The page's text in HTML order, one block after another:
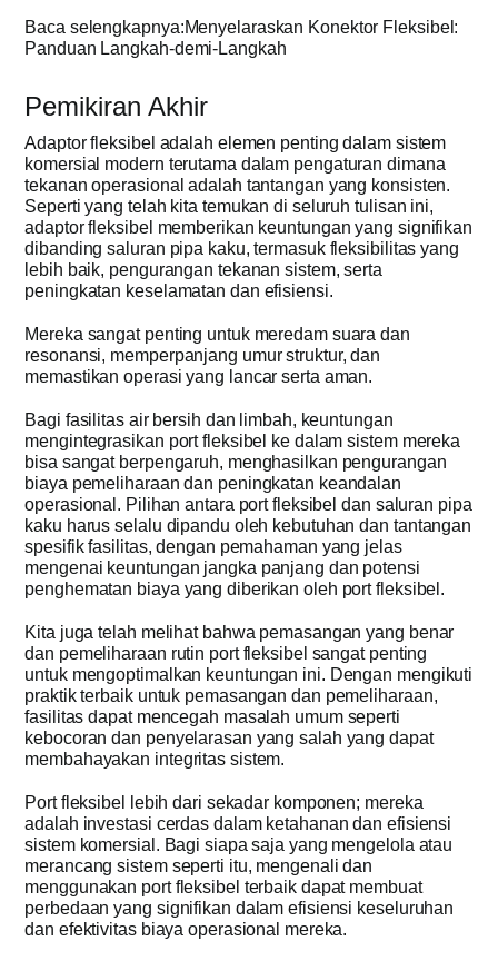
Baca selengkapnya:Menyelaraskan Konektor Fleksibel:
Panduan Langkah-demi-Langkah
Pemikiran Akhir
Adaptor fleksibel adalah elemen penting dalam sistem
komersial modern terutama dalam pengaturan dimana
tekanan operasional adalah tantangan yang konsisten.
Seperti yang telah kita temukan di seluruh tulisan ini,
adaptor fleksibel memberikan keuntungan yang signifikan
dibanding saluran pipa kaku, termasuk fleksibilitas yang
lebih baik, pengurangan tekanan sistem, serta
peningkatan keselamatan dan efisiensi.
Mereka sangat penting untuk meredam suara dan
resonansi, memperpanjang umur struktur, dan
memastikan operasi yang lancar serta aman.
Bagi fasilitas air bersih dan limbah, keuntungan
mengintegrasikan port fleksibel ke dalam sistem mereka
bisa sangat berpengaruh, menghasilkan pengurangan
biaya pemeliharaan dan peningkatan keandalan
operasional. Pilihan antara port fleksibel dan saluran pipa
kaku harus selalu dipandu oleh kebutuhan dan tantangan
spesifik fasilitas, dengan pemahaman yang jelas
mengenai keuntungan jangka panjang dan potensi
penghematan biaya yang diberikan oleh port fleksibel.
Kita juga telah melihat bahwa pemasangan yang benar
dan pemeliharaan rutin port fleksibel sangat penting
untuk mengoptimalkan keuntungan ini. Dengan mengikuti
praktik terbaik untuk pemasangan dan pemeliharaan,
fasilitas dapat mencegah masalah umum seperti
kebocoran dan penyelarasan yang salah yang dapat
membahayakan integritas sistem.
Port fleksibel lebih dari sekadar komponen; mereka
adalah investasi cerdas dalam ketahanan dan efisiensi
sistem komersial. Bagi siapa saja yang mengelola atau
merancang sistem seperti itu, mengenali dan
menggunakan port fleksibel terbaik dapat membuat
perbedaan yang signifikan dalam efisiensi keseluruhan
dan efektivitas biaya operasional mereka.